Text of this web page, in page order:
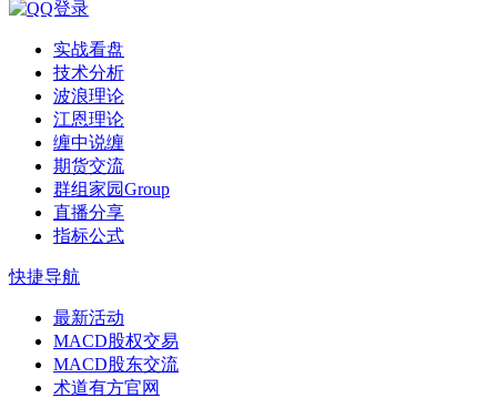
实战看盘
技术分析
波浪理论
江恩理论
缠中说缠
期货交流
群组家园Group
直播分享
指标公式
快捷导航
最新活动
MACD股权交易
MACD股东交流
术道有方官网